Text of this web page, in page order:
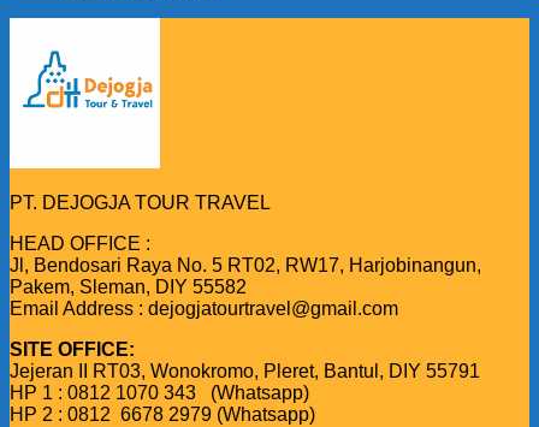
PT. DEJOGJA TOUR TRAVEL
HEAD OFFICE :
Jl, Bendosari Raya No. 5 RT02, RW17, Harjobinangun,
Pakem, Sleman, DIY 55582
Email Address : dejogjatourtravel@gmail.com
SITE OFFICE:
Jejeran II RT03, Wonokromo, Pleret, Bantul, DIY 55791
HP 1 : 0812 1070 343 (Whatsapp)
HP 2 : 0812 6678 2979 (Whatsapp)